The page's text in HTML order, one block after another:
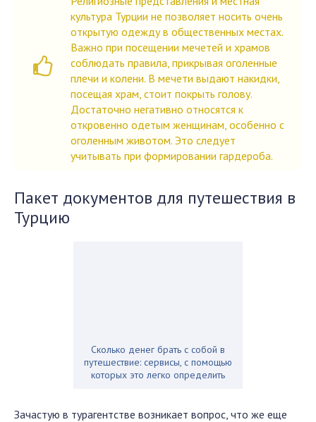
культура Турции не позволяет носить очень
открытую одежду в общественных местах.
Важно при посещении мечетей и храмов
соблюдать правила, прикрывая оголенные
плечи и колени. В мечети выдают накидки,
посещая храм, стоит покрыть голову.
Достаточно негативно относятся к
откровенно одетым женщинам, особенно с
оголенным животом. Это следует
учитывать при формировании гардероба.
Пакет документов для путешествия в
Турцию
Сколько денег брать с собой в
путешествие: сервисы, с помощью
которых это легко определить
Зачастую в турагентстве возникает вопрос, что же еще